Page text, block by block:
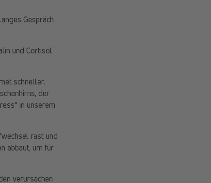
Gespräch
und Cortisol
schneller.
der
in unserem
rast und
abbaut, um für
verursachen